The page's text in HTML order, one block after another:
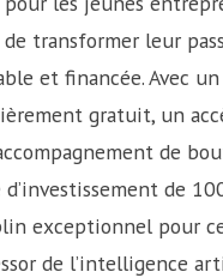
transformer leur
et financée. Avec
gratuit, un
de
de
exceptionnel pour
de l’intelligence